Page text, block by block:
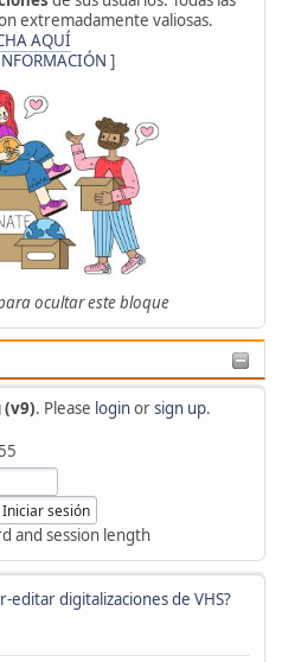
extremadamente valiosas.
AQUÍ
]
ocultar este bloque
(v9). Please loginorsign up.
and session length
digitalizaciones de VHS?